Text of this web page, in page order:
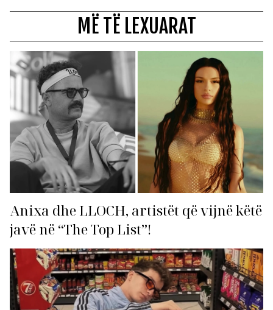
MË TË LEXUARAT
Anixa dhe LLOCH, artistët që vijnë këtë
javë në “The Top List”!